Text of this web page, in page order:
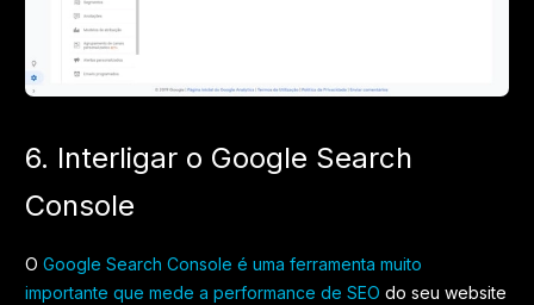
6. Interligar o Google Search
Console
O Google Search Console é uma ferramenta muito
importante que mede a performance de SEO do seu website